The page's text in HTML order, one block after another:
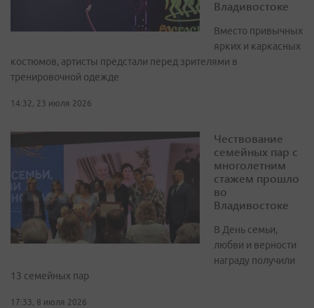
Владивостоке
Вместо привычных
ярких и каркасных
костюмов, артисты предстали перед зрителями в
тренировочной одежде
14:32, 23 июля 2026
Чествование
семейных пар с
многолетним
стажем прошло
во
Владивостоке
В День семьи,
любви и верности
награду получили
13 семейных пар
17:33, 8 июля 2026